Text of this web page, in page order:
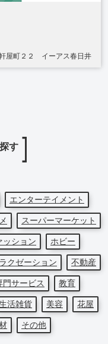
屋町 ２２ イーアス春日井
す
エンターテイメント
スーパーマーケット
ッション
ホビー
クゼーション
不動産
門サービス
教育
活雑貨 美容
花屋
その他